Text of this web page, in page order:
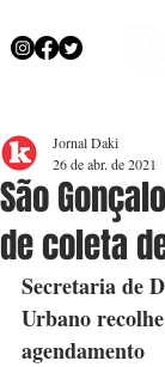
São
de coleta
Jornal Daki
26 de abr. de 2021
Secretaria de
Urbano
agendamento